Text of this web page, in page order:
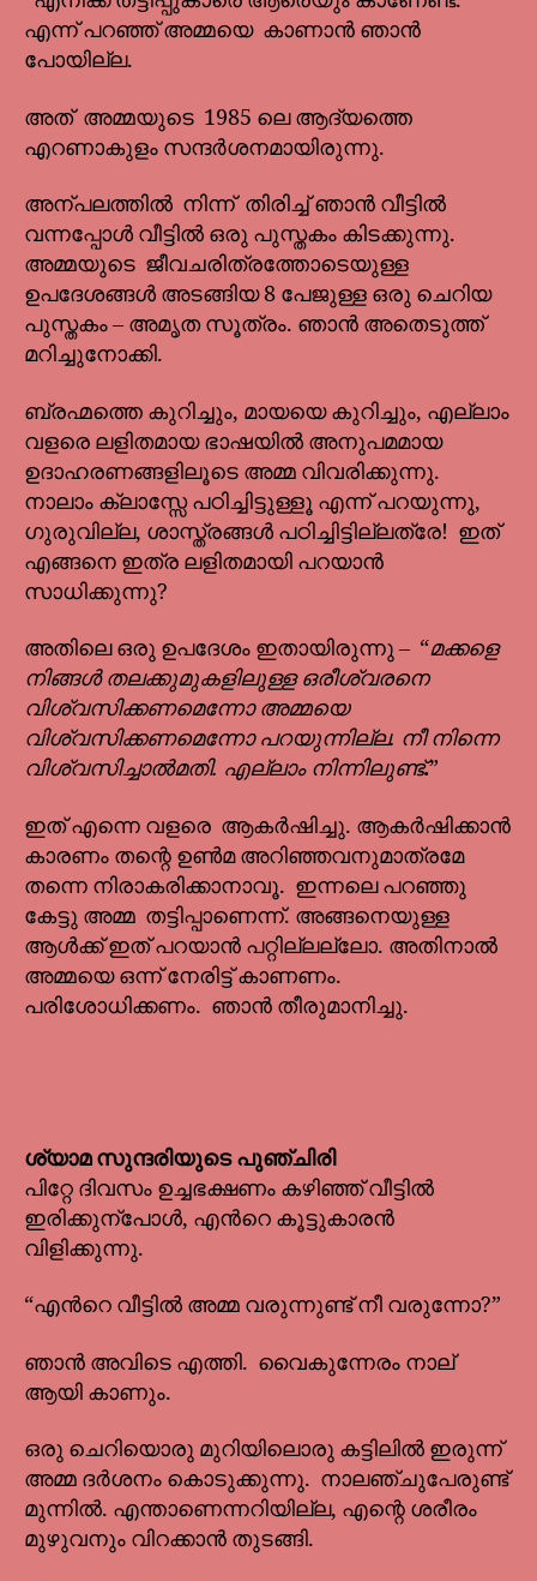
എന്ന് പറഞ്ഞ് അമ്മയെ കാണാൻ ഞാൻ
പോയില്ല.
അത് അമ്മയുടെ 1985 ലെ ആദ്യത്തെ
എറണാകുളം സന്ദർശനമായിരുന്നു.
അന്പലത്തിൽ നിന്ന് തിരിച്ച് ഞാൻ വീട്ടിൽ
വന്നപ്പോൾ വീട്ടിൽ ഒരു പുസ്തകം കിടക്കുന്നു.
അമ്മയുടെ ജീവചരിത്രത്തോടെയുള്ള
ഉപദേശങ്ങൾ അടങ്ങിയ 8 പേജുള്ള ഒരു ചെറിയ
പുസ്തകം – അമൃത സൂത്രം. ഞാൻ അതെടുത്ത്
മറിച്ചുനോക്കി.
ബ്രഹ്മത്തെ കുറിച്ചും, മായയെ കുറിച്ചും, എല്ലാം
വളരെ ലളിതമായ ഭാഷയിൽ അനുപമമായ
ഉദാഹരണങ്ങളിലൂടെ അമ്മ വിവരിക്കുന്നു.
നാലാം ക്ലാസ്സേ പഠിച്ചിട്ടുള്ളൂ എന്ന് പറയുന്നു,
ഗുരുവില്ല, ശാസ്ത്രങ്ങൾ പഠിച്ചിട്ടില്ലത്രേ! ഇത്
എങ്ങനെ ഇത്ര ലളിതമായി പറയാൻ
സാധിക്കുന്നു?
അതിലെ ഒരു ഉപദേശം ഇതായിരുന്നു – “മക്കളെ
നിങ്ങൾ തലക്കുമുകളിലുള്ള ഒരീശ്വരനെ
വിശ്വസിക്കണമെന്നോ അമ്മയെ
വിശ്വസിക്കണമെന്നോ പറയുന്നില്ല. നീ നിന്നെ
വിശ്വസിച്ചാൽമതി. എല്ലാം നിന്നിലുണ്ട്.”
ഇത് എന്നെ വളരെ ആകർഷിച്ചു. ആകർഷിക്കാൻ
കാരണം തന്റെ ഉൺമ അറിഞ്ഞവനുമാത്രമേ
തന്നെ നിരാകരിക്കാനാവൂ. ഇന്നലെ പറഞ്ഞു
കേട്ടു അമ്മ തട്ടിപ്പാണെന്ന്. അങ്ങനെയുള്ള
ആൾക്ക് ഇത് പറയാൻ പറ്റില്ലല്ലോ. അതിനാൽ
അമ്മയെ ഒന്ന് നേരിട്ട് കാണണം.
പരിശോധിക്കണം. ഞാൻ തീരുമാനിച്ചു.
ശ്യാമ സുന്ദരിയുടെ പുഞ്ചിരി
പിറ്റേ ദിവസം ഉച്ചഭക്ഷണം കഴിഞ്ഞ് വീട്ടിൽ
ഇരിക്കുന്പോൾ, എൻറെ കൂട്ടുകാരൻ
വിളിക്കുന്നു.
“എൻറെ വീട്ടിൽ അമ്മ വരുന്നുണ്ട് നീ വരുന്നോ?”
ഞാൻ അവിടെ എത്തി. വൈകുന്നേരം നാല്
ആയി കാണും.
ഒരു ചെറിയൊരു മുറിയിലൊരു കട്ടിലിൽ ഇരുന്ന്
അമ്മ ദർശനം കൊടുക്കുന്നു. നാലഞ്ചുപേരുണ്ട്
മുന്നിൽ. എന്താണെന്നറിയില്ല, എന്റെ ശരീരം
മുഴുവനും വിറക്കാൻ തുടങ്ങി.